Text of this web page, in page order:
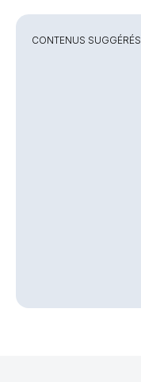
CONTENUS SUGGÉRÉS